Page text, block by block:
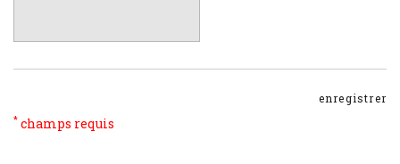
enregistrer
* champs requis